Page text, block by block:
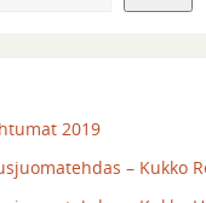
2019
– Kukko